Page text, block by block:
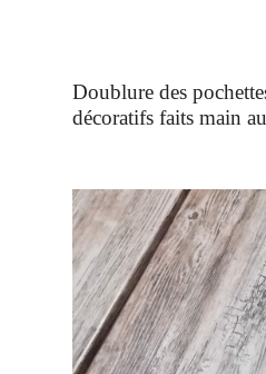
Doublure des
décoratifs faits main